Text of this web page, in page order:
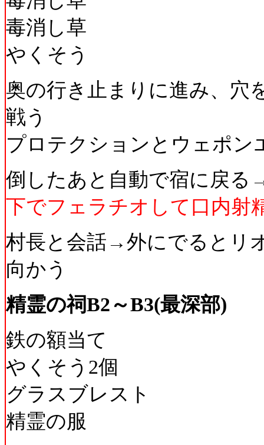
毒消し草
やくそう
奥の行き止まりに進み、穴
戦う
プロテクションとウェポン
倒したあと自動で宿に戻る
下でフェラチオして口内射
村長と会話→外にでるとリ
向かう
精霊の祠B2～B3(最深部)
鉄の額当て
やくそう2個
グラスブレスト
精霊の服